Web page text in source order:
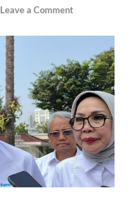
Leave a Comment